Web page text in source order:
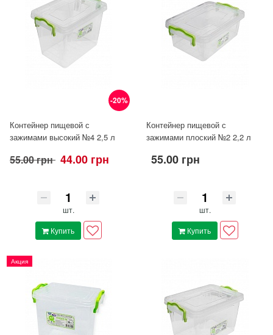
-20%
Контейнер пищевой с
зажимами высокий №4 2,5 л
55.00 грн 44.00 грн
шт.
Купить
Контейнер пищевой с
зажимами плоский №2 2,2 л
55.00 грн
шт.
Купить
Акция